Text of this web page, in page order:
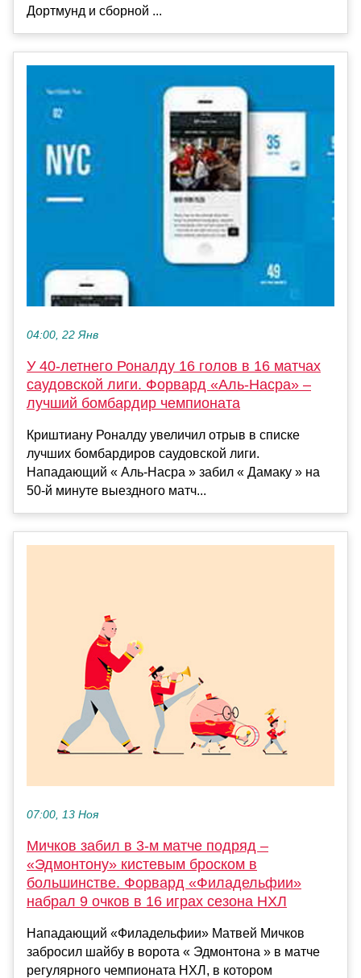
Дортмунд и сборной ...
04:00, 22 Янв
У 40-летнего Роналду 16 голов в 16 матчах
саудовской лиги. Форвард «Аль-Насра» –
лучший бомбардир чемпионата
Криштиану Роналду увеличил отрыв в списке
лучших бомбардиров саудовской лиги.
Нападающий « Аль-Насра » забил « Дамаку » на
50-й минуте выездного матч...
07:00, 13 Ноя
Мичков забил в 3-м матче подряд –
«Эдмонтону» кистевым броском в
большинстве. Форвард «Филадельфии»
набрал 9 очков в 16 играх сезона НХЛ
Нападающий «Филадельфии» Матвей Мичков
забросил шайбу в ворота « Эдмонтона » в матче
регулярного чемпионата НХЛ, в котором